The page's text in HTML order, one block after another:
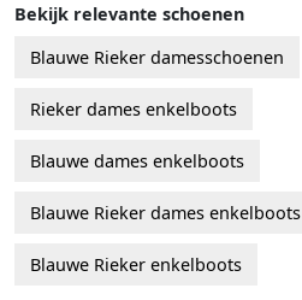
Bekijk relevante schoenen
Blauwe Rieker damesschoenen
Rieker dames enkelboots
Blauwe dames enkelboots
Blauwe Rieker dames enkelboots
Blauwe Rieker enkelboots